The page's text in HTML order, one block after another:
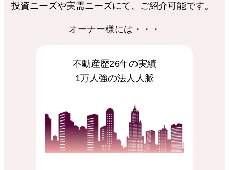
投資ニーズや実需ニーズにて、ご紹介可能です。
オーナー様には・・・
不動産歴26年の実績
1万人強の法人人脈